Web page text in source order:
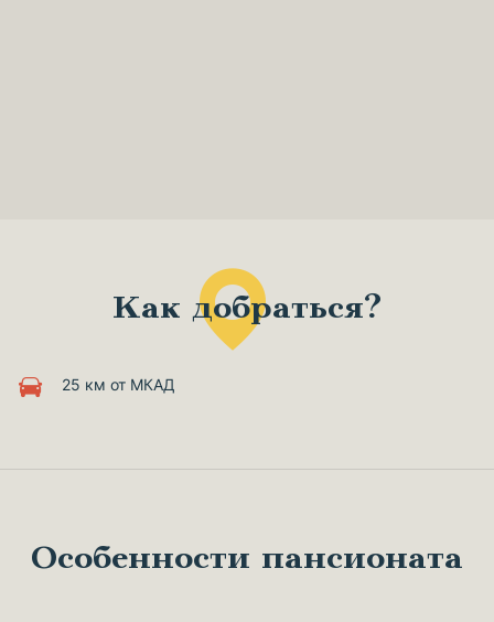
Как добраться?
25 км от МКАД
Особенности пансионата